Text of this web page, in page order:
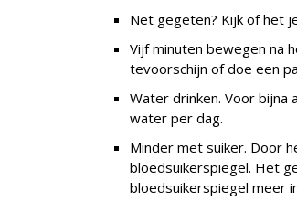
Net gegeten? Kijk of het
Vijf minuten bewegen na
tevoorschijn of doe een
Water drinken. Voor bijna
water per dag.
Minder met suiker. Door
bloedsuikerspiegel. Het
bloedsuikerspiegel meer